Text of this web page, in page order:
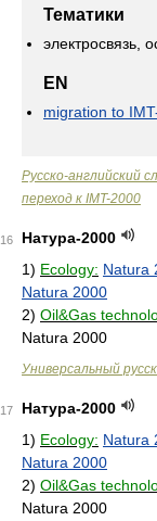
Тематики
электросвязь,
EN
migration to
Русско-английский
переход к IMT-2000
16
Натура-2000
1) Ecology: Natura
Natura 2000
2) Oil&Gas
Natura 2000
Универсальный
17
Натура-2000
1) Ecology: Natura
Natura 2000
2) Oil&Gas
Natura 2000